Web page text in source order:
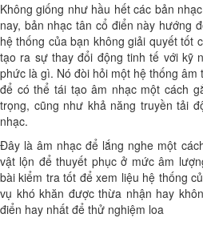
Không giống như hầu hết các bản
nay, bản nhạc tân cổ điển này hướng
hệ thống của bạn không giải quyết tốt
tạo ra sự thay đổi động tinh tế với kỹ
phức là gì. Nó đòi hỏi một hệ thống
để có thể tái tạo âm nhạc một cách
trọng, cũng như khả năng truyền tải
nhạc.
Đây là âm nhạc để lắng nghe một
vật lộn để thuyết phục ở mức âm
bài kiểm tra tốt để xem liệu hệ thống
vụ khó khăn được thừa nhận hay
điển hay nhất để thử nghiệm loa